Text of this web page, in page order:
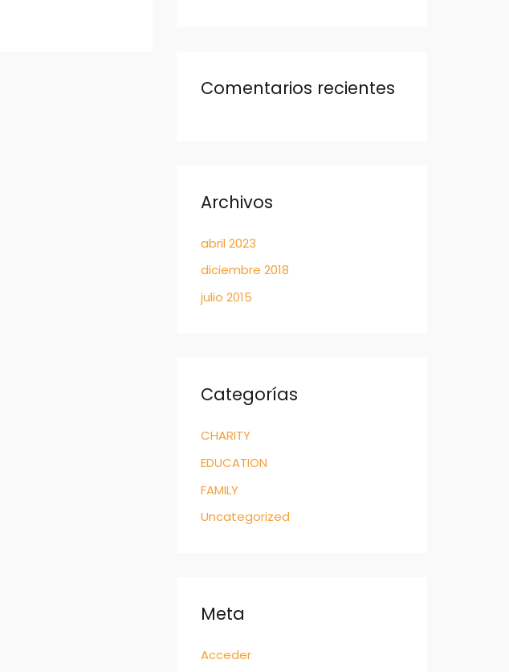
Comentarios recientes
Archivos
abril 2023
diciembre 2018
julio 2015
Categorías
CHARITY
EDUCATION
FAMILY
Uncategorized
Meta
Acceder